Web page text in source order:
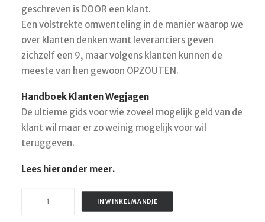
geschreven is DOOR een klant.
Een volstrekte omwenteling in de manier waarop we
over klanten denken want leveranciers geven
zichzelf een 9, maar volgens klanten kunnen de
meeste van hen gewoon OPZOUTEN.
Handboek Klanten Wegjagen
De ultieme gids voor wie zoveel mogelijk geld van de
klant wil maar er zo weinig mogelijk voor wil
teruggeven.
Lees hieronder meer.
IN WINKELMANDJE